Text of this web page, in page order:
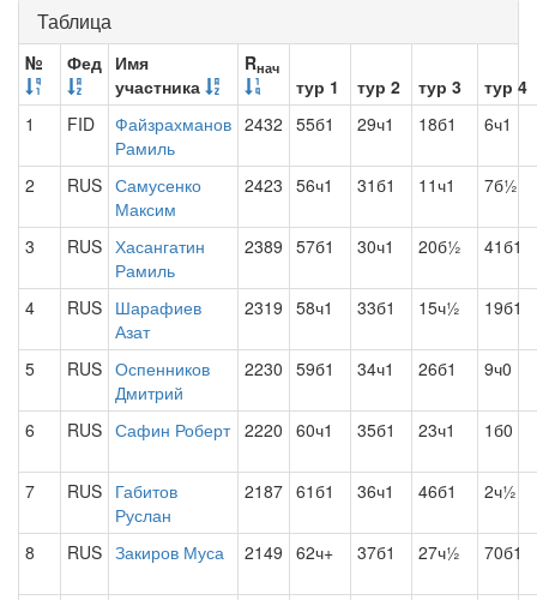
Таблица
№ Фед Имя
участника
Rнач
тур 1 тур 2 тур 3
тур 4
1
FID
Файзрахманов
Рамиль
2432 55б1 29ч1 18б1 6ч1
2 RUS Самусенко
Максим
2423 56ч1 31б1 11ч1 7б½
3 RUS Хасангатин
Рамиль
2389 57б1 30ч1 20б½ 41б1
4 RUS Шарафиев
Азат
2319 58ч1 33б1 15ч½ 19б1
5 RUS Оспенников
Дмитрий
2230 59б1 34ч1 26б1 9ч0
6 RUS Сафин Роберт 2220 60ч1 35б1 23ч1 1б0
7 RUS Габитов
Руслан
2187 61б1 36ч1 46б1 2ч½
8 RUS Закиров Муса 2149 62ч+ 37б1 27ч½ 70б1